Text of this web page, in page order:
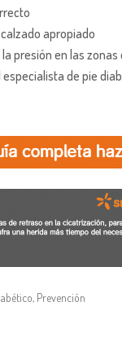
apropiado
presión en las zonas
de pie
, Prevención